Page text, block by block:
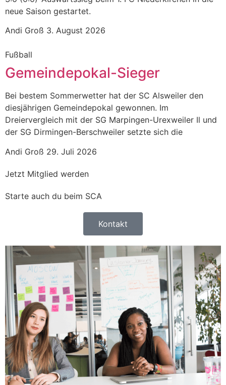
neue Saison gestartet.
Andi Groß 3. August 2026
Fußball
Gemeindepokal-Sieger
Bei bestem Sommerwetter hat der SC Alsweiler den
diesjährigen Gemeindepokal gewonnen. Im
Dreiervergleich mit der SG Marpingen-Urexweiler Il und
der SG Dirmingen-Berschweiler setzte sich die
Andi Groß 29. Juli 2026
Jetzt Mitglied werden
Starte auch du beim SCA
Kontakt